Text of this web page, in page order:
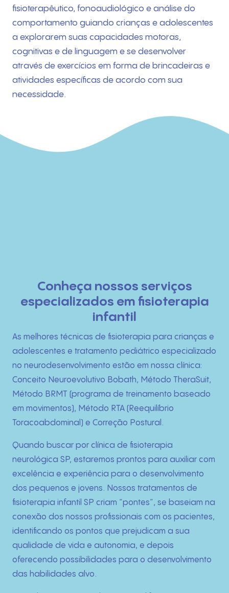
Início
Quem Somos
O que fazemos
Técnicas
Fotos
Blog
Contato
fisioterapêutico, fonoaudiológico e análise do
comportamento guiando crianças e adolescentes
a explorarem suas capacidades motoras,
cognitivas e de linguagem e se desenvolver
através de exercícios em forma de brincadeiras e
atividades específicas de acordo com sua
necessidade.
Conheça nossos serviços
especializados em fisioterapia
infantil
As melhores técnicas de fisioterapia para crianças e
adolescentes e tratamento pediátrico especializado
no neurodesenvolvimento estão em nossa clínica:
Conceito Neuroevolutivo Bobath, Método TheraSuit,
Método BRMT (programa de treinamento baseado
em movimentos), Método RTA (Reequilíbrio
Toracoabdominal) e Correção Postural.
Quando buscar por clínica de fisioterapia
neurológica SP, estaremos prontos para auxiliar com
excelência e experiência para o desenvolvimento
dos pequenos e jovens. Nossos tratamentos de
fisioterapia infantil SP criam “pontes”, se baseiam na
conexão dos nossos profissionais com os pacientes,
identificando os pontos que prejudicam a sua
qualidade de vida e autonomia, e depois
oferecendo possibilidades para o desenvolvimento
das habilidades alvo.